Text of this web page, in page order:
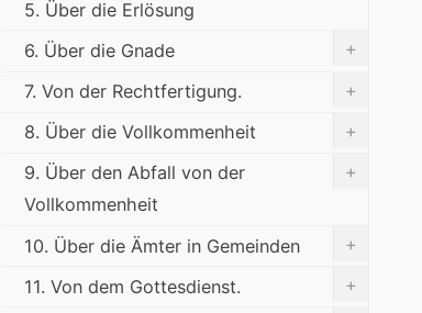
5. Über die Erlösung
6. Über die Gnade
+
7. Von der Rechtfertigung.
+
8. Über die Vollkommenheit
+
9. Über den Abfall von der
Vollkommenheit
+
10. Über die Ämter in Gemeinden
+
11. Von dem Gottesdienst.
+